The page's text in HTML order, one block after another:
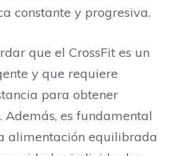
constante y progresiva.
que el CrossFit es un
y que requiere
para obtener
Además, es fundamental
alimentación equilibrada